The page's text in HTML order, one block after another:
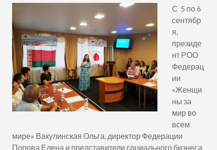
С 5 по 6
сентябр
я,
президе
нт РОО
Федерац
ии
«Женщи
ны за
мир во
всем
мире» Вакулинская Ольга, директор Федерации
Попова Елена и представители социального бизнеса